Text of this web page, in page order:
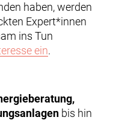
haben, werden
Expert*innen
ins Tun
ein.
bis hin